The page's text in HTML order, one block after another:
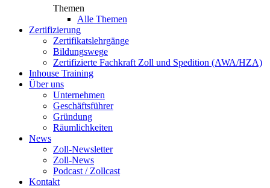
Themen
Alle Themen
Zertifizierung
Zertifikatslehrgänge
Bildungswege
Zertifizierte Fachkraft Zoll und Spedition (AWA/HZA)
Inhouse Training
Über uns
Unternehmen
Geschäftsführer
Gründung
Räumlichkeiten
News
Zoll-Newsletter
Zoll-News
Podcast / Zollcast
Kontakt